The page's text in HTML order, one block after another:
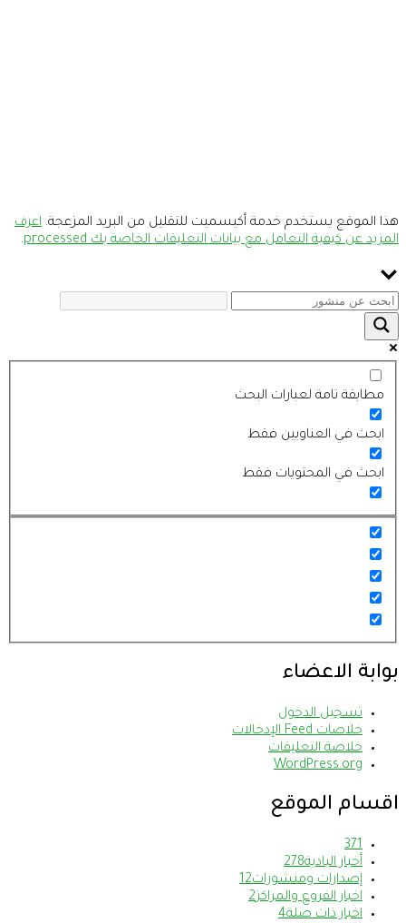
هذا الموقع يستخدم خدمة أكيسميت للتقليل من البريد المزعجة. اعرف
المزيد عن كيفية التعامل مع بيانات التعليقات الخاصة بك processed
.
مطابقة تامة لعبارات البحث
ابحث في العناويين فقط
ابحث في المحتويات فقط
بوابة الاعضاء
تسجيل الدخول
خلاصات Feed الإدخالات
خلاصة التعليقات
WordPress.org
اقسام الموقع
371
أخبار البادية278
إصدارات ومنشورات12
اخبار الفروع والمراكز2
اخبار ذات صلة4